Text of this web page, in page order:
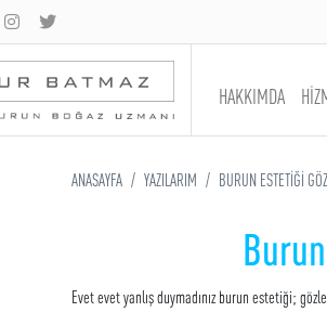
HAKKIMDA
ANASAYFA YAZILARIM BURUN ESTETİĞİ
Evet evet yanlış duymadınız burun estetiği;